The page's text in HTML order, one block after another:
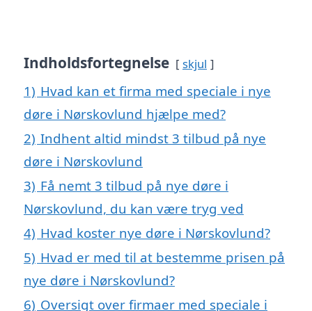
Indholdsfortegnelse skjul
1) Hvad kan et firma med speciale i nye
døre i Nørskovlund hjælpe med?
2) Indhent altid mindst 3 tilbud på nye
døre i Nørskovlund
3) Få nemt 3 tilbud på nye døre i
Nørskovlund, du kan være tryg ved
4) Hvad koster nye døre i Nørskovlund?
5) Hvad er med til at bestemme prisen på
nye døre i Nørskovlund?
6) Oversigt over firmaer med speciale i